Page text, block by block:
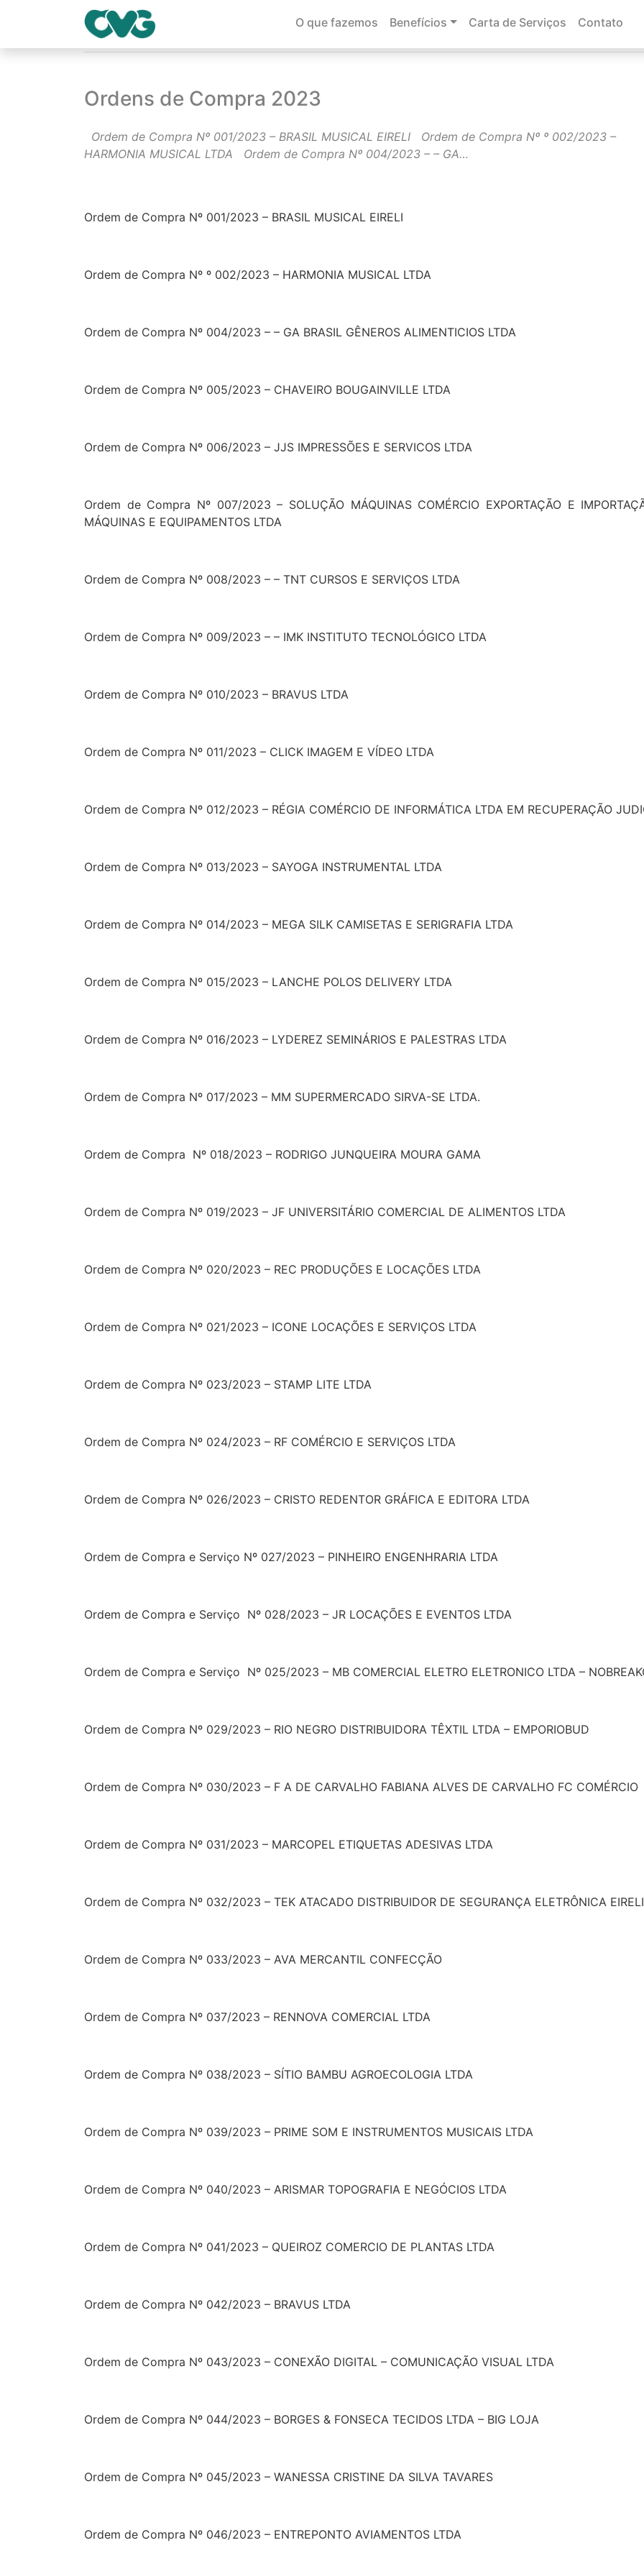
O que fazemos Benefícios Carta de Serviços
Contato
Página Inicial
Ordens de Compra 2023
Ordem de Compra Nº 001/2023 – BRASIL MUSICAL EIRELI Ordem de Compra Nº º 002/2023 –
HARMONIA MUSICAL LTDA Ordem de Compra Nº 004/2023 – – GA…
Ordem de Compra Nº 001/2023 – BRASIL MUSICAL EIRELI
Ordem de Compra Nº º 002/2023 – HARMONIA MUSICAL LTDA
Ordem de Compra Nº 004/2023 – – GA BRASIL GÊNEROS ALIMENTICIOS LTDA
Ordem de Compra Nº 005/2023 – CHAVEIRO BOUGAINVILLE LTDA
Ordem de Compra Nº 006/2023 – JJS IMPRESSÕES E SERVICOS LTDA
Ordem de Compra Nº 007/2023 – SOLUÇÃO MÁQUINAS COMÉRCIO EXPORTAÇÃO E
MÁQUINAS E EQUIPAMENTOS LTDA
Ordem de Compra Nº 008/2023 – – TNT CURSOS E SERVIÇOS LTDA
Ordem de Compra Nº 009/2023 – – IMK INSTITUTO TECNOLÓGICO LTDA
Ordem de Compra Nº 010/2023 – BRAVUS LTDA
Ordem de Compra Nº 011/2023 – CLICK IMAGEM E VÍDEO LTDA
Ordem de Compra Nº 012/2023 – RÉGIA COMÉRCIO DE INFORMÁTICA LTDA EM RECUPERAÇÃO
Ordem de Compra Nº 013/2023 – SAYOGA INSTRUMENTAL LTDA
Ordem de Compra Nº 014/2023 – MEGA SILK CAMISETAS E SERIGRAFIA LTDA
Ordem de Compra Nº 015/2023 – LANCHE POLOS DELIVERY LTDA
Ordem de Compra Nº 016/2023 – LYDEREZ SEMINÁRIOS E PALESTRAS LTDA
Ordem de Compra Nº 017/2023 – MM SUPERMERCADO SIRVA-SE LTDA.
Ordem de Compra Nº 018/2023 – RODRIGO JUNQUEIRA MOURA GAMA
Ordem de Compra Nº 019/2023 – JF UNIVERSITÁRIO COMERCIAL DE ALIMENTOS LTDA
Ordem de Compra Nº 020/2023 – REC PRODUÇÕES E LOCAÇÕES LTDA
Ordem de Compra Nº 021/2023 – ICONE LOCAÇÕES E SERVIÇOS LTDA
Ordem de Compra Nº 023/2023 – STAMP LITE LTDA
Ordem de Compra Nº 024/2023 – RF COMÉRCIO E SERVIÇOS LTDA
Ordem de Compra Nº 026/2023 – CRISTO REDENTOR GRÁFICA E EDITORA LTDA
Ordem de Compra e Serviço Nº 027/2023 – PINHEIRO ENGENHRARIA LTDA
Ordem de Compra e Serviço Nº 028/2023 – JR LOCAÇÕES E EVENTOS LTDA
Ordem de Compra e Serviço Nº 025/2023 – MB COMERCIAL ELETRO ELETRONICO LTDA –
Ordem de Compra Nº 029/2023 – RIO NEGRO DISTRIBUIDORA TÊXTIL LTDA – EMPORIOBUD
Ordem de Compra Nº 030/2023 – F A DE CARVALHO FABIANA ALVES DE CARVALHO FC COMÉRCIO
Ordem de Compra Nº 031/2023 – MARCOPEL ETIQUETAS ADESIVAS LTDA
Ordem de Compra Nº 032/2023 – TEK ATACADO DISTRIBUIDOR DE SEGURANÇA ELETRÔNICA EIRELI
Ordem de Compra Nº 033/2023 – AVA MERCANTIL CONFECÇÃO
Ordem de Compra Nº 037/2023 – RENNOVA COMERCIAL LTDA
Ordem de Compra Nº 038/2023 – SÍTIO BAMBU AGROECOLOGIA LTDA
Ordem de Compra Nº 039/2023 – PRIME SOM E INSTRUMENTOS MUSICAIS LTDA
Ordem de Compra Nº 040/2023 – ARISMAR TOPOGRAFIA E NEGÓCIOS LTDA
Ordem de Compra Nº 041/2023 – QUEIROZ COMERCIO DE PLANTAS LTDA
Ordem de Compra Nº 042/2023 – BRAVUS LTDA
Ordem de Compra Nº 043/2023 – CONEXÃO DIGITAL – COMUNICAÇÃO VISUAL LTDA
Ordem de Compra Nº 044/2023 – BORGES & FONSECA TECIDOS LTDA – BIG LOJA
Ordem de Compra Nº 045/2023 – WANESSA CRISTINE DA SILVA TAVARES
Ordem de Compra Nº 046/2023 – ENTREPONTO AVIAMENTOS LTDA